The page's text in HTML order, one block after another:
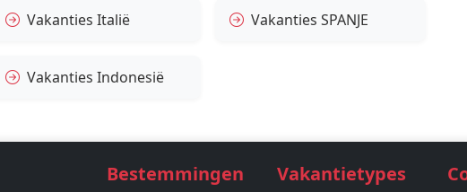
Vakanties Italië Vakanties SPANJE
Vakanties Indonesië
Bestemmingen Vakantietypes